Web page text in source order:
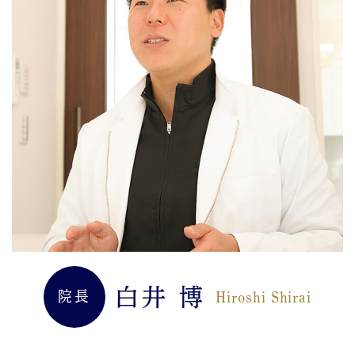
院長 白井 博 Hiroshi Shirai